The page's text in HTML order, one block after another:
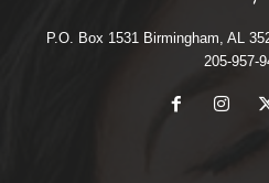
P.O. Box 1531 Birmingham, AL
205-957-